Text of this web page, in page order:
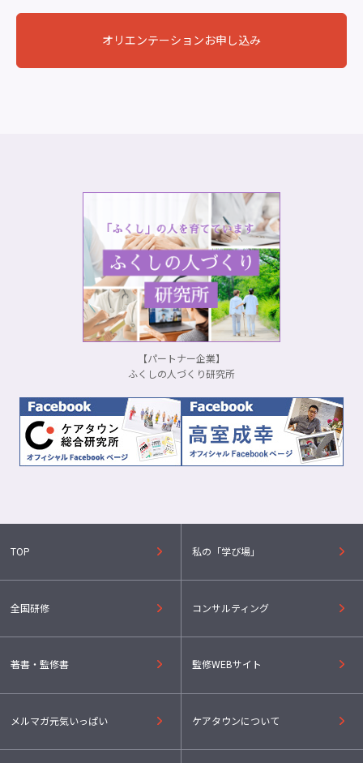
オリエンテーションお申し込み
【パートナー企業】
ふくしの人づくり研究所
TOP 私の「学び場」
全国研修 コンサルティング
著書・監修書 監修WEBサイト
メルマガ元気いっぱい ケアタウンについて